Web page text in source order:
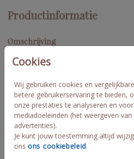
Cookies
Wij gebruiken cookies en
betere gebruikerservaring te bieden,
onze prestaties te analyseren en
mediadoeleinden (het weergeven
advertenties).
Je kunt jouw toestemming altijd
ons ons cookiebeleid.
Productinformatie
Omschrijving
Een mooie poster voor op de babykamer!
hem gelijk op de muur. Een eyecatcher
Collectie
Geboorte posters
Deze kaarten vind je